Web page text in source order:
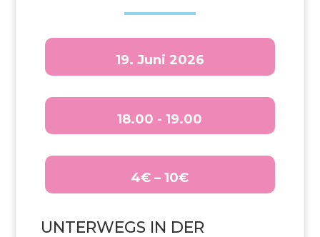
19. Juni 2026
18.00 - 19.00
4€ – 10€
UNTERWEGS IN DER